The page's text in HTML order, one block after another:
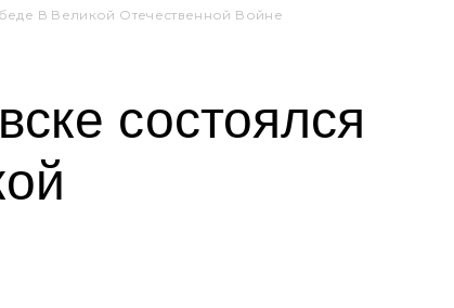
В Великой Отечественной Войне
состоялся